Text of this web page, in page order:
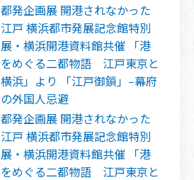
都発企画展 開港されなかった
江戸 横浜都市発展記念館特別
展・横浜開港資料館共催 「港
をめぐる二都物語 江戸東京と
横浜」より 「江戸御鎖」−幕府
の外国人忌避
都発企画展 開港されなかった
江戸 横浜都市発展記念館特別
展・横浜開港資料館共催 「港
をめぐる二都物語 江戸東京と